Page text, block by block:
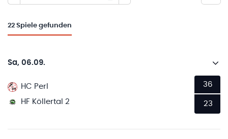
22 Spiele gefunden
Sa, 06.09.
HC Perl
HF Köllertal 2
36
23